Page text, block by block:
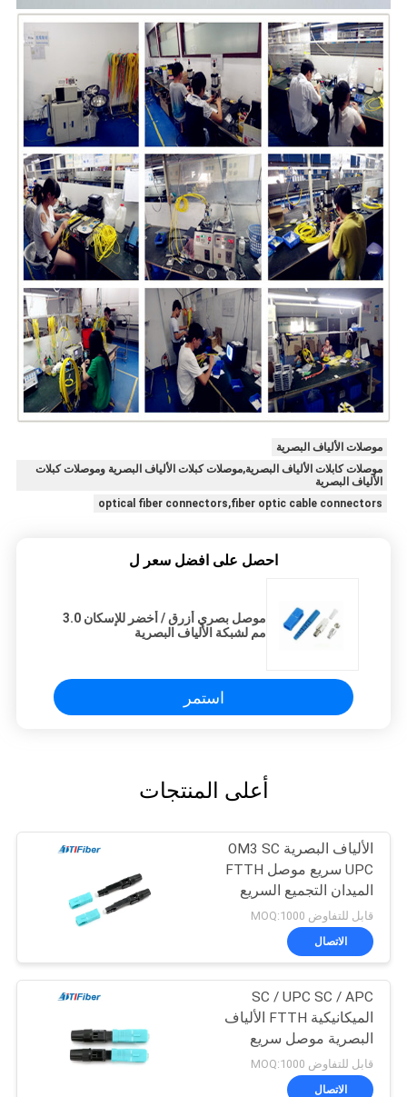
موصلات الألياف البصرية
موصلات كابلات الألياف البصرية,موصلات كبلات الألياف البصرية وموصلات كبلات
الألياف البصرية
optical fiber connectors,fiber optic cable connectors
احصل على افضل سعر ل
موصل بصري أزرق / أخضر للإسكان 3.0
مم لشبكة الألياف البصرية
استمر
أعلى المنتجات
الألياف البصرية OM3 SC
UPC سريع موصل FTTH
الميدان التجميع السريع
قابل للتفاوض MOQ:1000
الاتصال
SC / UPC SC / APC
الميكانيكية FTTH الألياف
البصرية موصل سريع
التجميع بسرعة
قابل للتفاوض MOQ:1000
الاتصال